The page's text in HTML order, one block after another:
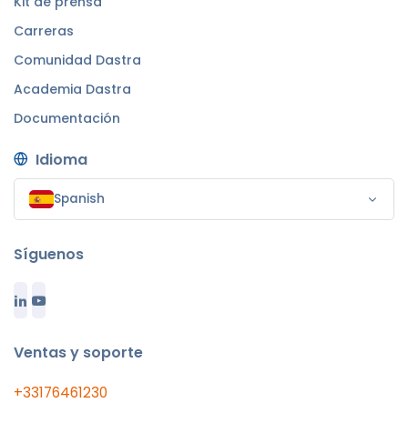
Carreras
Comunidad Dastra
Academia Dastra
Documentación
Idioma
Spanish
Síguenos
Ventas y soporte
+33176461230